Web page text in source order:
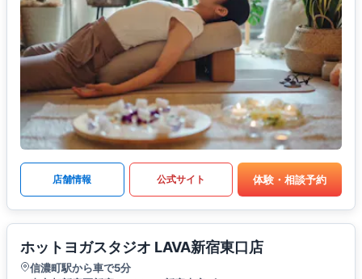
店舗情報 公式サイト 体験・相談予約
ホットヨガスタジオ LAVA新宿東口店
信濃町駅から車で5分